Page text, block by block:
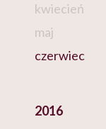
kwiecień
maj
czerwiec
2016